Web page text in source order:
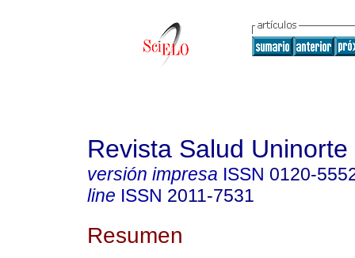
Revista Salud Uninorte
versión impresa ISSN 0120-
line ISSN 2011-7531
Resumen